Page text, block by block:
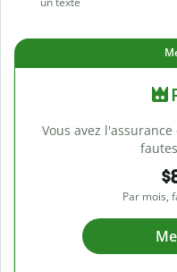
Vous avez
Par mois,